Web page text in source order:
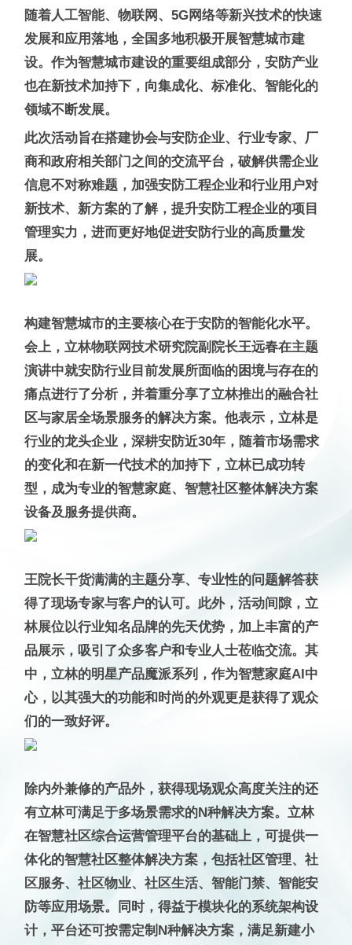
随着人工智能、物联网、5G网络等新兴技术的快速
发展和应用落地，全国多地积极开展智慧城市建
设。作为智慧城市建设的重要组成部分，安防产业
也在新技术加持下，向集成化、标准化、智能化的
领域不断发展。
此次活动旨在搭建协会与安防企业、行业专家、厂
商和政府相关部门之间的交流平台，破解供需企业
信息不对称难题，加强安防工程企业和行业用户对
新技术、新方案的了解，提升安防工程企业的项目
管理实力，进而更好地促进安防行业的高质量发
展。
构建智慧城市的主要核心在于安防的智能化水平。
会上，立林物联网技术研究院副院长王远春在主题
演讲中就安防行业目前发展所面临的困境与存在的
痛点进行了分析，并着重分享了立林推出的融合社
区与家居全场景服务的解决方案。他表示，立林是
行业的龙头企业，深耕安防近30年，随着市场需求
的变化和在新一代技术的加持下，立林已成功转
型，成为专业的智慧家庭、智慧社区整体解决方案
设备及服务提供商。
王院长干货满满的主题分享、专业性的问题解答获
得了现场专家与客户的认可。此外，活动间隙，立
林展位以行业知名品牌的先天优势，加上丰富的产
品展示，吸引了众多客户和专业人士莅临交流。其
中，立林的明星产品魔派系列，作为智慧家庭AI中
心，以其强大的功能和时尚的外观更是获得了观众
们的一致好评。
除内外兼修的产品外，获得现场观众高度关注的还
有立林可满足于多场景需求的N种解决方案。立林
在智慧社区综合运营管理平台的基础上，可提供一
体化的智慧社区整体解决方案，包括社区管理、社
区服务、社区物业、社区生活、智能门禁、智能安
防等应用场景。同时，得益于模块化的系统架构设
计，平台还可按需定制N种解决方案，满足新建小